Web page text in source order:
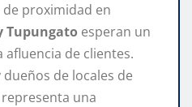
proximidad en
Tupungato esperan un
de clientes.
de locales de
representa una